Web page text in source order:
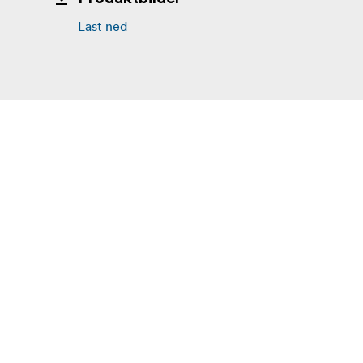
Last ned